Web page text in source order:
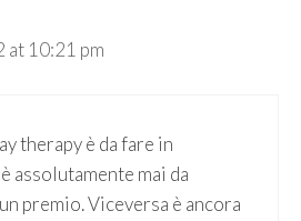
at 10:21 pm
therapy è da fare in
assolutamente mai da
premio. Viceversa è ancora